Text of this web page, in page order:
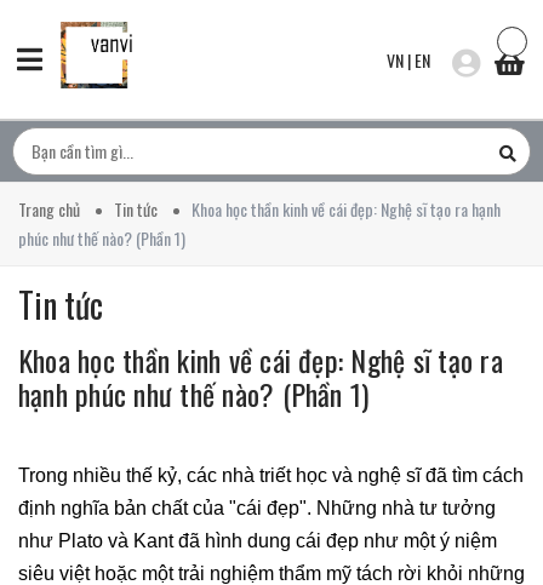
VN|EN
Trang chủ Tin tức
Khoa học thần kinh về cái đẹp: Nghệ sĩ tạo ra hạnh
phúc như thế nào? (Phần 1)
Tin tức
Khoa học thần kinh về cái đẹp: Nghệ sĩ tạo ra
hạnh phúc như thế nào? (Phần 1)
Trong nhiều thế kỷ, các nhà triết học và nghệ sĩ đã tìm cách
định nghĩa bản chất của "cái đẹp". Những nhà tư tưởng
như Plato và Kant đã hình dung cái đẹp như một ý niệm
siêu việt hoặc một trải nghiệm thẩm mỹ tách rời khỏi những